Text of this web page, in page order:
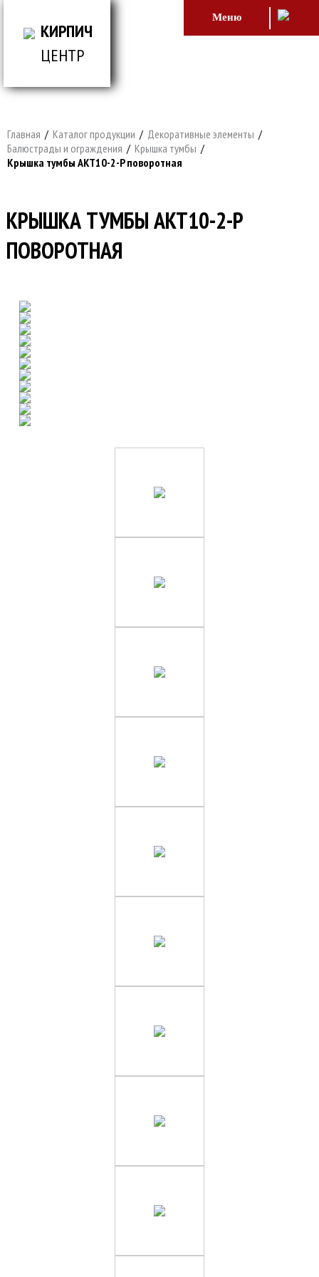
КИРПИЧ
ЦЕНТР
Меню
Главная / Каталог продукции / Декоративные элементы /
Балюстрады и ограждения / Крышка тумбы /
Крышка тумбы AKT10-2-P поворотная
КРЫШКА ТУМБЫ AKT10-2-P
ПОВОРОТНАЯ